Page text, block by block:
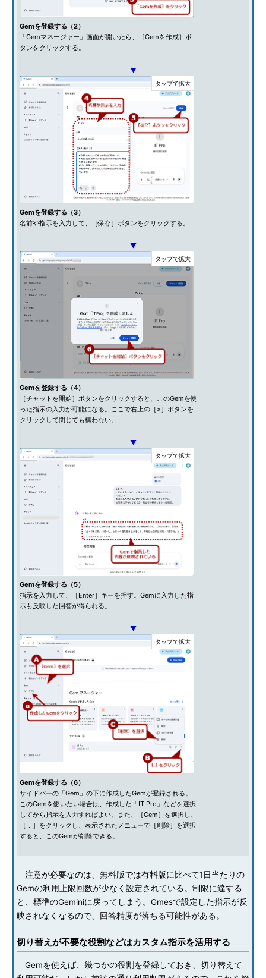
Gemを登録する（2）
「Gemマネージャー」画面が開いたら、［Gemを作成］ボ
タンをクリックする。
▼
Gemを登録する（3）
名前や指示を入力して、［保存］ボタンをクリックする。
▼
Gemを登録する（4）
［チャットを開始］ボタンをクリックすると、このGemを使
った指示の入力が可能になる。ここで右上の［×］ボタンを
クリックして閉じても構わない。
▼
Gemを登録する（5）
指示を入力して、［Enter］キーを押す。Gemに入力した指
示も反映した回答が得られる。
▼
Gemを登録する（6）
サイドバーの「Gem」の下に作成したGemが登録される。
このGemを使いたい場合は、作成した「IT Pro」などを選択
してから指示を入力すればよい。また、［Gem］を選択し、
［⋮］をクリックし、表示されたメニューで［削除］を選択
すると、このGemが削除できる。
注意が必要なのは、無料版では有料版に比べて1日当たりの
Gemの利用上限回数が少なく設定されている。制限に達する
と、標準のGeminiに戻ってしまう。Gmesで設定した指示が反
映されなくなるので、回答精度が落ちる可能性がある。
切り替えが不要な役割などはカスタム指示を活用する
Gemを使えば、幾つかの役割を登録しておき、切り替えて